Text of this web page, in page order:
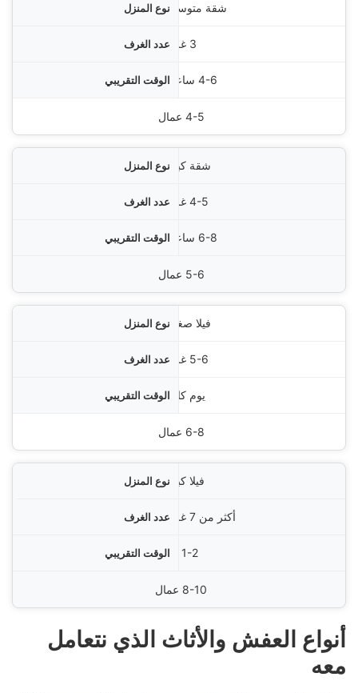
شقة متوسطة
3 غرف
4-6 ساعات
4-5 عمال
شقة كبيرة
4-5 غرف
6-8 ساعات
5-6 عمال
فيلا صغيرة
5-6 غرف
يوم كامل
6-8 عمال
فيلا كبيرة
أكثر من 7 غرف
1-2 يوم
8-10 عمال
أنواع العفش والأثاث الذي نتعامل
معه